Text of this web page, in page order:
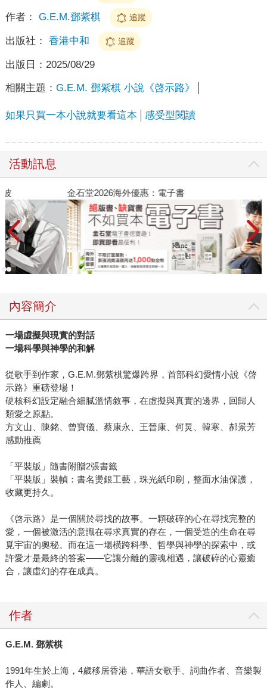
作者： G.E.M.鄧紫棋 追蹤
出版社： 香港中和 追蹤
出版日： 2025/08/29
相關主題： G.E.M. 鄧紫棋 小說《啓示路》
如果只買一本小說就要看這本 感受型閱讀
活動訊息
金石堂2026海外優惠：電子書
內容簡介
一場虛擬與現實的對話
一場科學與神學的和解
從歌手到作家，G.E.M.鄧紫棋驚爆跨界，首部科幻愛情小說《啓
示路》重磅登場！
硬核科幻設定融合細膩溫情敘事，在虛擬與真實的邊界，回歸人
類愛之原點。
方文山、陳銘、曾寶儀、蔡康永、王晉康、何炅、韓寒、郝景芳
感動推薦
「平裝版」隨書附贈2張書籤
「平裝版」裝幀：書名燙銀工藝，珠光紙印刷，整面水油保護，
收藏更持久。
《啓示路》是一個關於尋找的故事。一顆破碎的心在尋找完整的
愛，一個被激活的意識在尋求真實的存在，一個受造的生命在尋
覓宇宙的奧秘。而在這一場橫跨科學、哲學與神學的探索中，或
許愛才是最終的答案——它讓分離的靈魂相遇，讓破碎的心靈癒
合，讓虛幻的存在成真。
作者
G.E.M. 鄧紫棋
1991年生於上海，4歲移居香港，華語女歌手、詞曲作者、音樂製
作人、編劇。